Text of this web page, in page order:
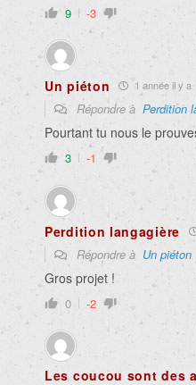
9 -3
Un piéton 1 année il y a
Répondre à Perdition
Pourtant tu nous le
3 -1
Perdition langagière
Répondre à Un piéton
Gros projet !
0 -2
Les coucou sont des